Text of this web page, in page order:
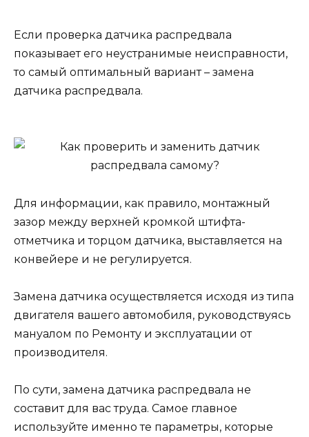
Если проверка датчика распредвала
показывает его неустранимые неисправности,
то самый оптимальный вариант – замена
датчика распредвала.
Для информации, как правило, монтажный
зазор между верхней кромкой штифта-
отметчика и торцом датчика, выставляется на
конвейере и не регулируется.
Замена датчика осуществляется исходя из типа
двигателя вашего автомобиля, руководствуясь
мануалом по Ремонту и эксплуатации от
производителя.
По сути, замена датчика распредвала не
составит для вас труда. Самое главное
используйте именно те параметры, которые